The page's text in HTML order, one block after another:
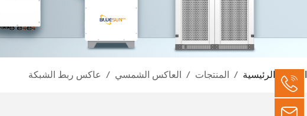
الصفحة الرئيسية / المنتجات / العاكس الشمسي / عاكس ربط الشبكة